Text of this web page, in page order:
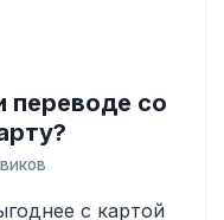
переводе со
с картой